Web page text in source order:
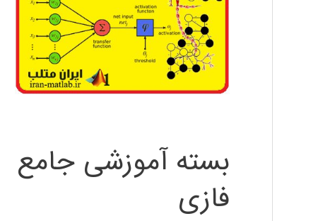
بسته آموزشی جامع
فازی